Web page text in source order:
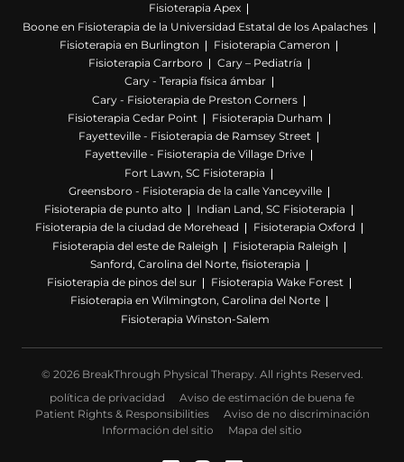
Fisioterapia Apex
Boone en Fisioterapia de la Universidad Estatal de los Apalaches
Fisioterapia en Burlington
Fisioterapia Cameron
Fisioterapia Carrboro
Cary – Pediatría
Cary - Terapia física ámbar
Cary - Fisioterapia de Preston Corners
Fisioterapia Cedar Point
Fisioterapia Durham
Fayetteville - Fisioterapia de Ramsey Street
Fayetteville - Fisioterapia de Village Drive
Fort Lawn, SC Fisioterapia
Greensboro - Fisioterapia de la calle Yanceyville
Fisioterapia de punto alto
Indian Land, SC Fisioterapia
Fisioterapia de la ciudad de Morehead
Fisioterapia Oxford
Fisioterapia del este de Raleigh
Fisioterapia Raleigh
Sanford, Carolina del Norte, fisioterapia
Fisioterapia de pinos del sur
Fisioterapia Wake Forest
Fisioterapia en Wilmington, Carolina del Norte
Fisioterapia Winston-Salem
© 2026 BreakThrough Physical Therapy. All rights Reserved.
política de privacidad
Aviso de estimación de buena fe
Patient Rights & Responsibilities
Aviso de no discriminación
Información del sitio
Mapa del sitio